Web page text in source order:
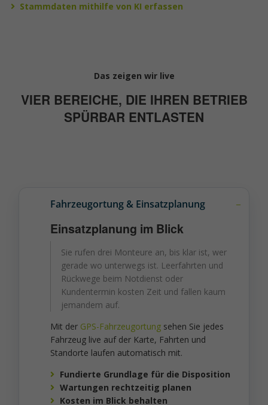
Stammdaten mithilfe von KI erfassen
Das zeigen wir live
VIER BEREICHE, DIE IHREN BETRIEB
SPÜRBAR ENTLASTEN
Fahrzeugortung & Einsatzplanung
Einsatzplanung im Blick
Sie rufen drei Monteure an, bis klar ist, wer
gerade wo unterwegs ist. Leerfahrten und
Rückwege beim Notdienst oder
Kundentermin kosten Zeit und fallen kaum
jemandem auf.
Mit der GPS-Fahrzeugortung sehen Sie jedes
Fahrzeug live auf der Karte, Fahrten und
Standorte laufen automatisch mit.
Fundierte Grundlage für die Disposition
Wartungen rechtzeitig planen
Kosten im Blick behalten